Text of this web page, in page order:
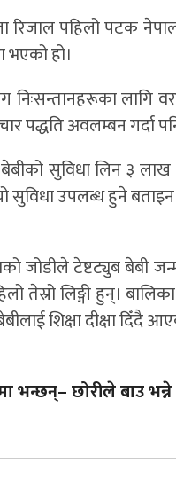
पहिलो पटक
हो।
निःसन्तानहरूका
पद्धति अवलम्बन गर्दा
बेबीको सुविधा लिन ३
सुविधा उपलब्ध हुने
जोडीले टेष्टट्युब
तेस्रो लिङ्गी हुन्।
शिक्षा दीक्षा दिँदै
भन्छन्– छोरीले बाउ भन्ने